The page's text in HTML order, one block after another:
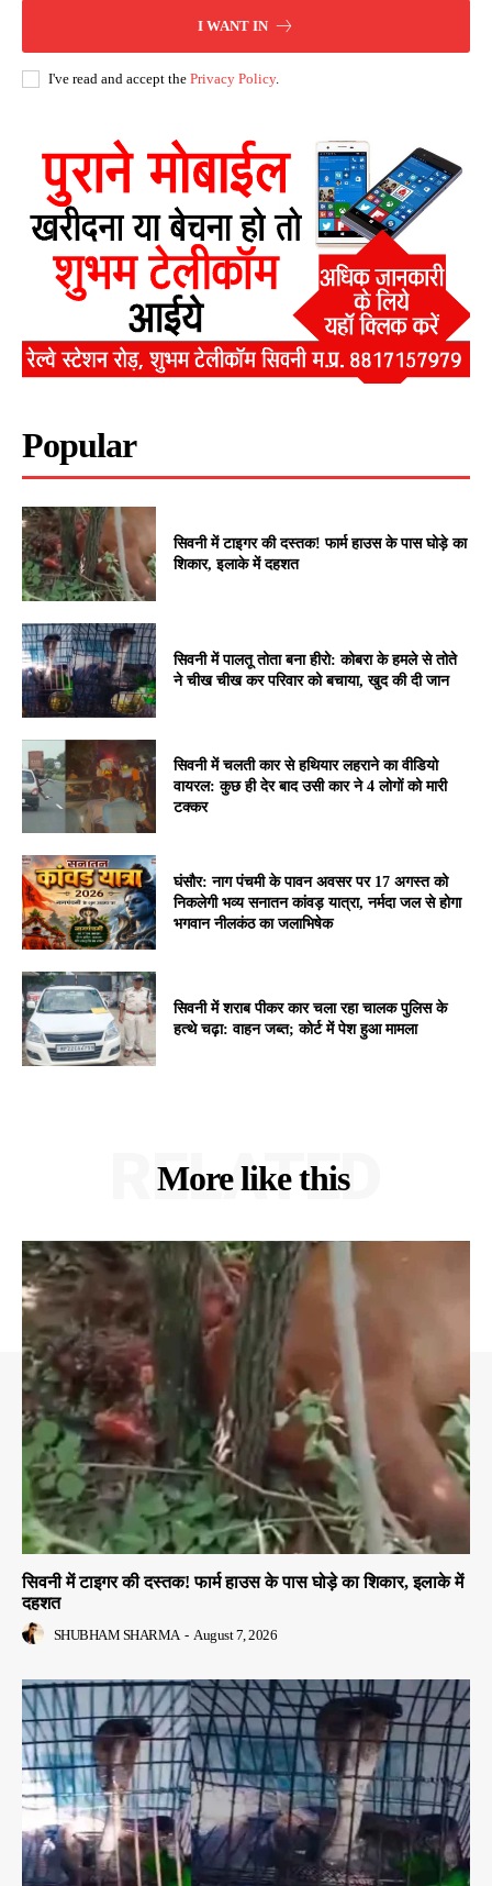
I WANT IN
I've read and accept the Privacy Policy.
Popular
सिवनी में टाइगर की दस्तक! फार्म हाउस के पास घोड़े का
शिकार, इलाके में दहशत
सिवनी में पालतू तोता बना हीरो: कोबरा के हमले से तोते
ने चीख चीख कर परिवार को बचाया, खुद की दी जान
सिवनी में चलती कार से हथियार लहराने का वीडियो
वायरल: कुछ ही देर बाद उसी कार ने 4 लोगों को मारी
टक्कर
घंसौर: नाग पंचमी के पावन अवसर पर 17 अगस्त को
निकलेगी भव्य सनातन कांवड़ यात्रा, नर्मदा जल से होगा
भगवान नीलकंठ का जलाभिषेक
सिवनी में शराब पीकर कार चला रहा चालक पुलिस के
हत्थे चढ़ा: वाहन जब्त; कोर्ट में पेश हुआ मामला
More like this
RELATED
सिवनी में टाइगर की दस्तक! फार्म हाउस के पास घोड़े का शिकार, इलाके में
दहशत
SHUBHAM SHARMA - August 7, 2026